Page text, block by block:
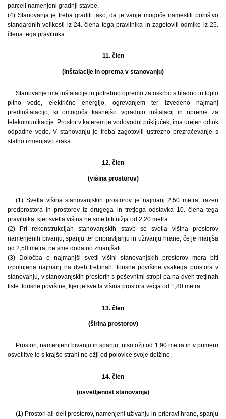
parceli namenjeni gradnji stavbe.
(4) Stanovanja je treba graditi tako, da je vanje mogoče namestiti pohištvo
standardnih velikosti iz 24. člena tega pravilnika in zagotoviti odmike iz 25.
člena tega pravilnika.
11. člen
(inštalacije in oprema v stanovanju)
Stanovanje ima inštalacije in potrebno opremo za oskrbo s hladno in toplo
pitno vodo, električno energijo, ogrevanjem ter izvedeno najmanj
predinštalacijo, ki omogoča kasnejšo vgradnjo inštalacij in opreme za
telekomunikacije. Prostor v katerem je vodovodni priključek, ima urejen odtok
odpadne vode. V stanovanju je treba zagotoviti ustrezno prezračevanje s
stalno izmenjavo zraka.
12. člen
(višina prostorov)
(1) Svetla višina stanovanjskih prostorov je najmanj 2,50 metra, razen
predprostora in prostorov iz drugega in tretjega odstavka 10. člena tega
pravilnika, kjer svetla višina ne sme biti nižja od 2,20 metra.
(2) Pri rekonstrukcijah stanovanjskih stavb se svetla višina prostorov
namenjenih bivanju, spanju ter pripravljanju in uživanju hrane, če je manjša
od 2,50 metra, ne sme dodatno zmanjšati.
(3) Določba o najmanjši svetli višini stanovanjskih prostorov mora biti
izpolnjena najmanj na dveh tretjinah tlorisne površine vsakega prostora v
stanovanju, v stanovanjskih prostorih s poševnimi stropi pa na dveh tretjinah
tiste tlorisne površine, kjer je svetla višina prostora večja od 1,80 metra.
13. člen
(širina prostorov)
Prostori, namenjeni bivanju in spanju, niso ožji od 1,90 metra in v primeru
osvetlitve le s krajše strani ne ožji od polovice svoje dolžine.
14. člen
(osvetljenost stanovanja)
(1) Prostori ali deli prostorov, namenjeni uživanju in pripravi hrane, spanju